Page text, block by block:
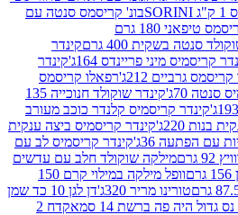
בונ' קריסמס סנטה עם
בונ' קריסמס טיפאני 180 גרם
קינדר
פריינדס 164ג'
קינדר
212ג'
רפאלו קריסמס
קינדר שוקולד חנוכייה 135
קלנדר כוכב מעורב
קינדר קריסמיס ביצה ענקית
קינדר קריסמיס לב עם
שוקולד חלב עם עדשים
וופל מילקה במילוי קרם 150
מריר 320ג'
דן לגן 10 כד שמן
ברשת 14 סמ
אקדח 2